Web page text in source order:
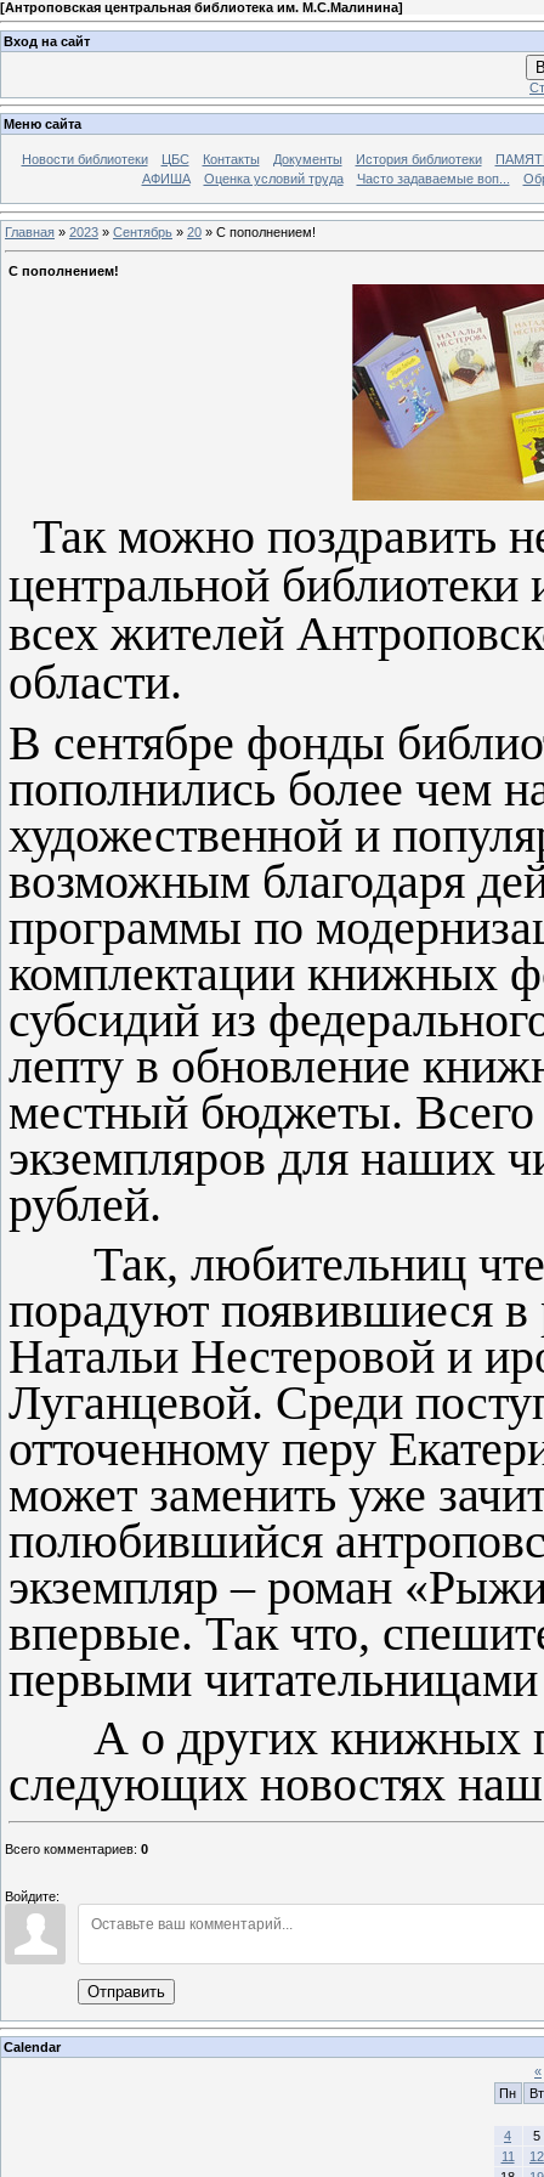
[Антроповская центральная библиотека им. М.С.Малинина]
Вход на сайт
Меню сайта
Новости библиотеки ЦБС Контакты Документы История библиотеки
АФИША
Оценка условий труда Часто задаваемые воп...
Главная » 2023 » Сентябрь » 20 » С пополнением!
С пополнением!
Так можно поздравить
центральной
всех жителей
области.
В сентябре фонды
пополнились более чем
художественной и
возможным благодаря
программы по
комплектации книжных
субсидий из
лепту в обновление
местный бюджеты. Всего
экземпляров для наших
рублей.
Так, любительниц
порадуют появившиеся в
Натальи Нестеровой и
Луганцевой. Среди
отточенному перу
может заменить уже
полюбившийся
экземпляр – роман
впервые. Так что,
первыми
А о других книжных
следующих новостях
Всего комментариев: 0
Войдите:
Отправить
Calendar
«
Пн
Вт
4
5
11
12